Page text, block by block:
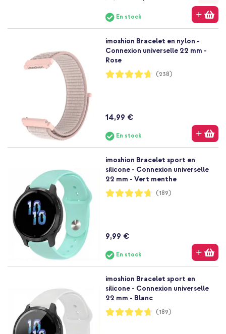
En stock
imoshion Bracelet en nylon -
Connexion universelle 22 mm -
Rose
Notation:
93%
(238)
14,99 €
En stock
imoshion Bracelet sport en
silicone - Connexion universelle
22 mm - Vert menthe
Notation:
94%
(189)
9,99 €
En stock
imoshion Bracelet sport en
silicone - Connexion universelle
22 mm - Blanc
Notation:
94%
(189)